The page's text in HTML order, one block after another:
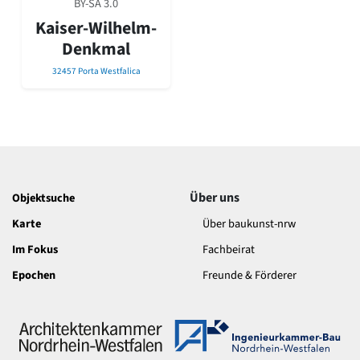
David Chipperfield
Harald Deilmann
Gottfried Böhm
Schneider von Esleben
Peter Behrens
Postmoderne
Moderne
Reformarchitektur
Jugendstil
Historismus
Barock
Renaissance
Gotik
BY-SA 3.0
Kaiser-Wilhelm-
Denkmal
32457 Porta Westfalica
Objektsuche
Karte
Im Fokus
Epochen
Über uns
Über baukunst-nrw
Fachbeirat
Freunde & Förderer